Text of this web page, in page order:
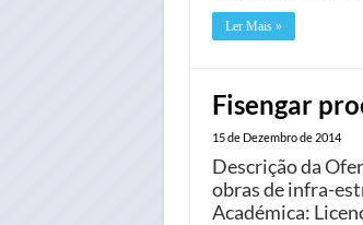
Ler Mais »
Fisengar
15 de Dezembro de 2014
Descrição da
obras de infra-
Académica: